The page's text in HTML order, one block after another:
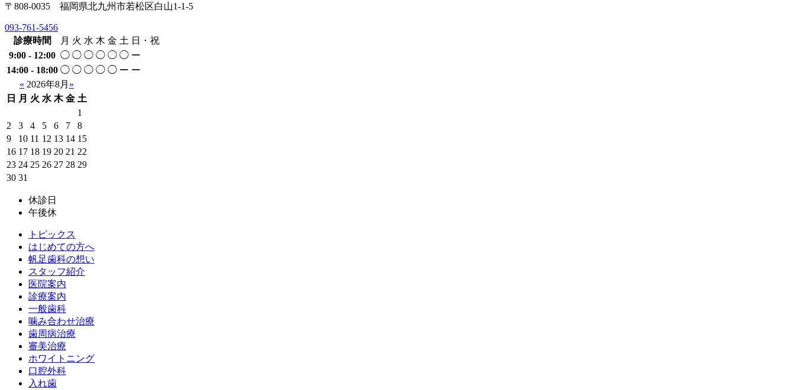
〒808-0035 福岡県北九州市若松区白山1-1-5
093-761-5456
診療時間
月 火 水 木 金 土 日・祝
9:00 - 12:00 ◯ ◯ ◯ ◯ ◯ ◯ ー
14:00 - 18:00 ◯ ◯ ◯ ◯ ◯ ー ー
« 2026年8月 »
日
月 火 水 木 金 土
1
2
3 4 5 6 7
8
9
10 11 12 13 14 15
16 17 18 19 20 21 22
23 24 25 26 27 28 29
30 31
休診日
午後休
トピックス
はじめての方へ
帆足歯科の想い
スタッフ紹介
医院案内
診療案内
一般歯科
噛み合わせ治療
歯周病治療
審美治療
ホワイトニング
口腔外科
入れ歯